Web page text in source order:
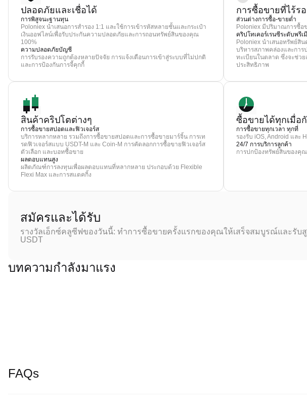
ปลอดภัยและเชื่อได้
การพิสูจนะฐานทุน
Poloniex นำเสนอการสำรอง 1:1 และใช้การเข้ารหัสหลายชั้นและกระเป๋า
เงินออฟไลน์เพื่อรับประกันความปลอดภัยและการถอนทรัพย์สินของคุณ
100%
ความปลอดภัยบัญชี
การรับรองความถูกต้องหลายปัจจัย การแจ้งเตือนการเข้าสู่ระบบที่ไม่ปกติ
และการป้องกันการจี้คุกกี้
การซื้อขายที่ไร้ร
ส่วนต่างการซื้อ-ขายต่ำ
Poloniex มีปริมาณการซื้อ
คริปโทเคอร์เรนซีระดับพรีเ
Poloniex นำเสนอทรัพย์สิ
บริหารสภาพคล่องและกา
ทะเบียนในตลาด ซึ่งจะช่ว
ประสิทธิภาพ
สินค้าคริปโตต่างๆ
การซื้อขายสปอตและฟิวเจอร์ส
บริการหลากหลาย รวมถึงการซื้อขายสปอตและการซื้อขายมาร์จิ้น การเท
รดฟิวเจอร์สแบบ USDT-M และ Coin-M การคัดลอกการซื้อขายฟิวเจอร์ส
ตัวเลือก และบอทซื้อขาย
ผลตอบแทนสูง
ผลิตภัณฑ์การลงทุนเพื่อผลตอบแทนที่หลากหลาย ประกอบด้วย Flexible
Flexi Max และการสแตคกิ้ง
ซื้อขายได้ทุกเมื่อ
การซื้อขายทุกเวลา ทุกที่
รองรับ iOS, Android และ
24/7 การบริการลูกค้า
การปกป้องทรัพย์สินของคุ
สมัครและได้รับ
รางวัลเอ็กซ์คลูซีฟของวันนี้: ทำการซื้อขายครั้งแรกของคุณให้เสร็จสมบูรณ์และรับสู
USDT
บทความกำลังมาแรง
FAQs